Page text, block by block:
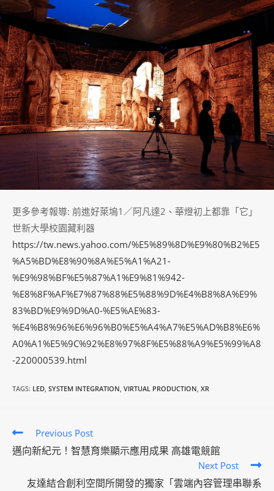
更多參考報導: 前進好萊塢1／阿凡達2、華燈初上都靠「它」
世新大學校園藏利器
https://tw.news.yahoo.com/%E5%89%8D%E9%80%B2%E5
%A5%BD%E8%90%8A%E5%A1%A21-
%E9%98%BF%E5%87%A1%E9%81%942-
%E8%8F%AF%E7%87%88%E5%88%9D%E4%B8%8A%E9%
83%BD%E9%9D%A0-%E5%AE%83-
%E4%B8%96%E6%96%B0%E5%A4%A7%E5%AD%B8%E6%
A0%A1%E5%9C%92%E8%97%8F%E5%88%A9%E5%99%A8
-220000539.html
TAGS: LED SYSTEM INTEGRATION VIRTUAL PRODUCTION XR
C
o
Previous Post
邁向新紀元！智慧育樂顯示應用成果 高雄電競館
Next Post
友達結合創利空間所開發的獨家「雲端內容管理串聯系